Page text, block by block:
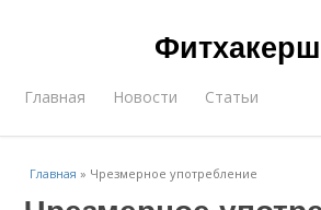
Главная Новости Статьи
Главная » Чрезмерное употребление